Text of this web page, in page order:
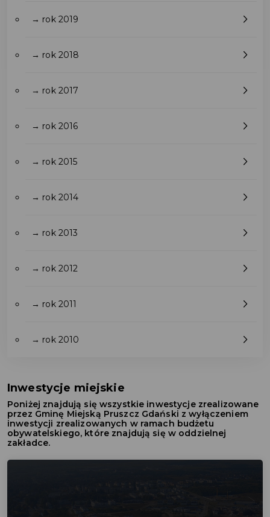
→ rok 2019
→ rok 2018
→ rok 2017
→ rok 2016
→ rok 2015
→ rok 2014
→ rok 2013
→ rok 2012
→ rok 2011
→ rok 2010
Inwestycje miejskie
Poniżej znajdują się wszystkie inwestycje zrealizowane
przez Gminę Miejską Pruszcz Gdański z wyłączeniem
inwestycji zrealizowanych w ramach budżetu
obywatelskiego, które znajdują się w oddzielnej
zakładce.